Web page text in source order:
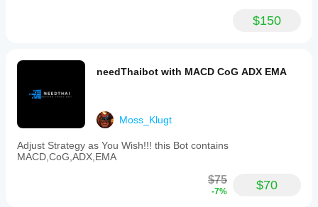
بروب
إدارة المخاطر
نموذج
قائم على التقلب
ديناميكي
$150
needThaibot with MACD CoG ADX EMA
Moss_Klugt
Adjust Strategy as You Wish!!! this Bot contains
MACD,CoG,ADX,EMA
$75
-7% $70